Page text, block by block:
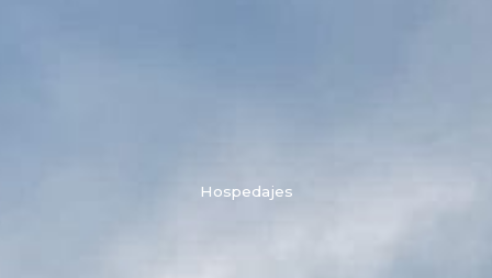
Hospedajes